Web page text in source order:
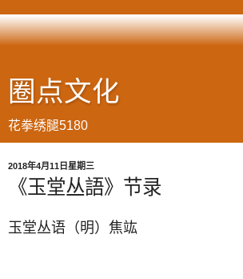
圈点文化
花拳绣腿5180
2018年4月11日星期三
《玉堂丛語》节录
玉堂丛语（明）焦竑